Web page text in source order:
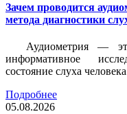
Зачем проводится
метода диагностики
Аудиометрия —
информативное
состояние слуха
Подробнее
05.08.2026